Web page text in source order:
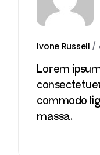
Ivone Russell /
Lorem
commodo
massa.